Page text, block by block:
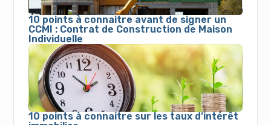
10 points à connaitre avant de signer un
CCMI : Contrat de Construction de Maison
Individuelle
10 points à connaitre sur les taux d’intérêt